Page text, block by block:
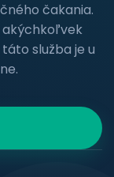
čakania.
akýchkoľvek
služba je u